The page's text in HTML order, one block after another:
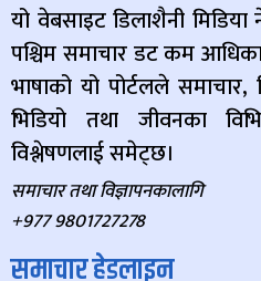
यो वेबसाइट डिलाशैनी मिडिया
पश्चिम समाचार डट कम
भाषाको यो पोर्टलले समाचार,
भिडियो तथा जीवनका
विश्लेषणलाई समेट्छ।
समाचार तथा विज्ञापनकालागि
+977 9801727278
समाचार हेडलाइन